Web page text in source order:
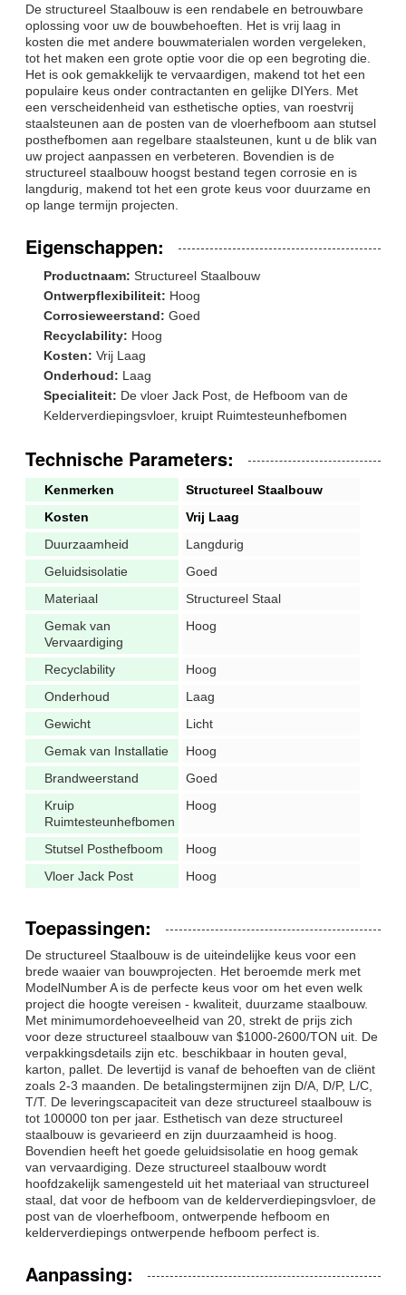
De structureel Staalbouw is een rendabele en betrouwbare
oplossing voor uw de bouwbehoeften. Het is vrij laag in
kosten die met andere bouwmaterialen worden vergeleken,
tot het maken een grote optie voor die op een begroting die.
Het is ook gemakkelijk te vervaardigen, makend tot het een
populaire keus onder contractanten en gelijke DIYers. Met
een verscheidenheid van esthetische opties, van roestvrij
staalsteunen aan de posten van de vloerhefboom aan stutsel
posthefbomen aan regelbare staalsteunen, kunt u de blik van
uw project aanpassen en verbeteren. Bovendien is de
structureel staalbouw hoogst bestand tegen corrosie en is
langdurig, makend tot het een grote keus voor duurzame en
op lange termijn projecten.
Eigenschappen:
Productnaam: Structureel Staalbouw
Ontwerpflexibiliteit: Hoog
Corrosieweerstand: Goed
Recyclability: Hoog
Kosten: Vrij Laag
Onderhoud: Laag
Specialiteit: De vloer Jack Post, de Hefboom van de
Kelderverdiepingsvloer, kruipt Ruimtesteunhefbomen
Technische Parameters:
Kenmerken
Structureel Staalbouw
Kosten
Vrij Laag
Duurzaamheid
Langdurig
Geluidsisolatie
Goed
Materiaal
Structureel Staal
Gemak van
Vervaardiging
Hoog
Recyclability
Hoog
Onderhoud
Laag
Gewicht
Licht
Gemak van Installatie
Hoog
Brandweerstand
Goed
Kruip
Ruimtesteunhefbomen
Hoog
Stutsel Posthefboom
Hoog
Vloer Jack Post
Hoog
Toepassingen:
De structureel Staalbouw is de uiteindelijke keus voor een
brede waaier van bouwprojecten. Het beroemde merk met
ModelNumber A is de perfecte keus voor om het even welk
project die hoogte vereisen - kwaliteit, duurzame staalbouw.
Met minimumordehoeveelheid van 20, strekt de prijs zich
voor deze structureel staalbouw van $1000-2600/TON uit. De
verpakkingsdetails zijn etc. beschikbaar in houten geval,
karton, pallet. De levertijd is vanaf de behoeften van de cliënt
zoals 2-3 maanden. De betalingstermijnen zijn D/A, D/P, L/C,
T/T. De leveringscapaciteit van deze structureel staalbouw is
tot 100000 ton per jaar. Esthetisch van deze structureel
staalbouw is gevarieerd en zijn duurzaamheid is hoog.
Bovendien heeft het goede geluidsisolatie en hoog gemak
van vervaardiging. Deze structureel staalbouw wordt
hoofdzakelijk samengesteld uit het materiaal van structureel
staal, dat voor de hefboom van de kelderverdiepingsvloer, de
post van de vloerhefboom, ontwerpende hefboom en
kelderverdiepings ontwerpende hefboom perfect is.
Aanpassing: